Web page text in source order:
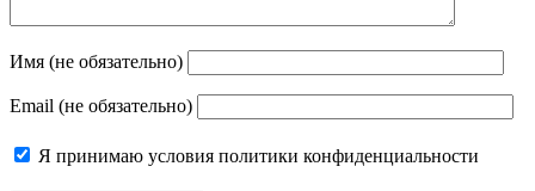
Имя (не обязательно)
Email (не обязательно)
Я принимаю условия политики конфиденциальности